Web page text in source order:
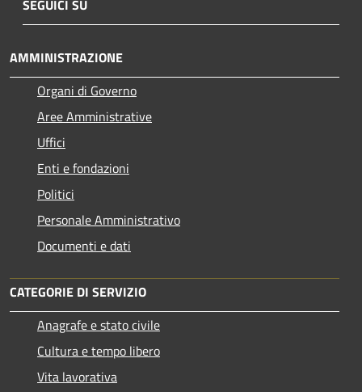
SEGUICI SU
AMMINISTRAZIONE
Organi di Governo
Aree Amministrative
Uffici
Enti e fondazioni
Politici
Personale Amministrativo
Documenti e dati
CATEGORIE DI SERVIZIO
Anagrafe e stato civile
Cultura e tempo libero
Vita lavorativa